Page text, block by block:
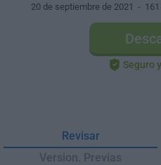
20 de septiembre de 2021 -
Seguro
Revisar
Version. Previas